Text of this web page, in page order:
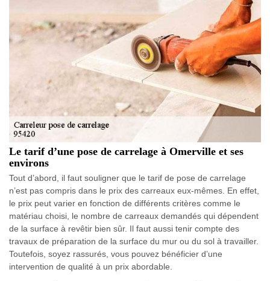
Le tarif d’une pose de carrelage à Omerville et ses
environs
Tout d’abord, il faut souligner que le tarif de pose de carrelage
n’est pas compris dans le prix des carreaux eux-mêmes. En effet,
le prix peut varier en fonction de différents critères comme le
matériau choisi, le nombre de carreaux demandés qui dépendent
de la surface à revêtir bien sûr. Il faut aussi tenir compte des
travaux de préparation de la surface du mur ou du sol à travailler.
Toutefois, soyez rassurés, vous pouvez bénéficier d’une
intervention de qualité à un prix abordable.